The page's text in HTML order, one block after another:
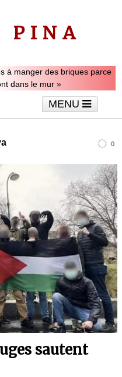
PINA
à manger des briques parce
dans le mur »
MENU
0
sautent